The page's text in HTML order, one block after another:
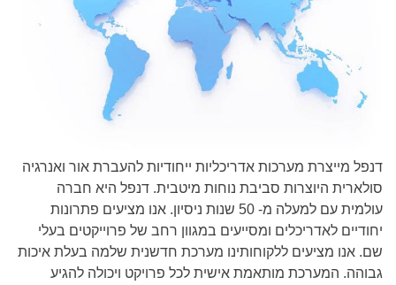
דנפל מייצרת מערכות אדריכליות ייחודיות להעברת אור ואנרגיה
סולארית היוצרות סביבת נוחות מיטבית. דנפל היא חברה
עולמית עם למעלה מ- 50 שנות ניסיון. אנו מציעים פתרונות
יחודיים לאדריכלים ומסייעים במגוון רחב של פרוייקטים בעלי
שם. אנו מציעים ללקוחותינו מערכת חדשנית שלמה בעלת איכות
גבוהה. המערכת מותאמת אישית לכל פרויקט ויכולה להגיע